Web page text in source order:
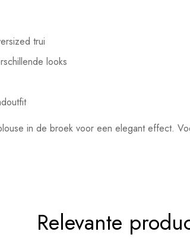
trui
looks
in de broek voor een elegant effect.
Relevante